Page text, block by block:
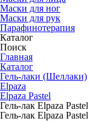
Маски для ног
Маски для рук
Парафино­терапия
Каталог
Поиск
Главная
Каталог
Гель-лаки (Шеллаки)
Elpaza
Elpaza Pastel
Гель-лак Elpaza
Гель-лак Elpaza